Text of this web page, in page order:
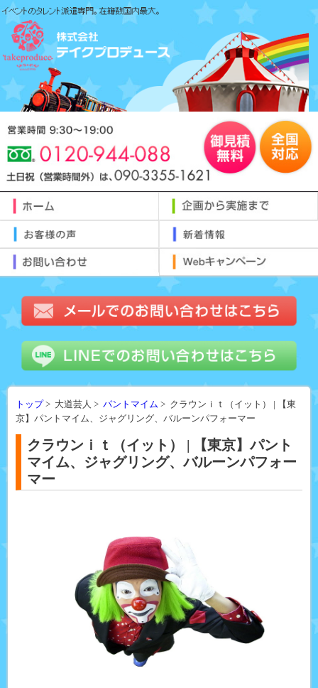
トップ> 大道芸人 > パントマイム > クラウンｉｔ（イット） | 【東
京】パントマイム、ジャグリング、バルーンパフォーマー
クラウンｉｔ（イット） | 【東京】パント
マイム、ジャグリング、バルーンパフォー
マー